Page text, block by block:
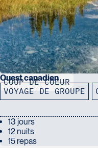
entréeaux jardins
taxesd’aéroports et
COUP DE COEUR
Ouest canadien
VOYAGE DE GROUPE
13 jours
12 nuits
15 repas